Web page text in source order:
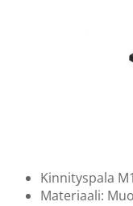
Kinnityspala
Materiaali: